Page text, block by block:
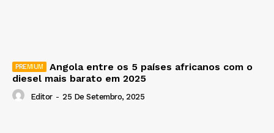
Angola entre os 5 países africanos com o
diesel mais barato em 2025
Editor - 25 De Setembro, 2025